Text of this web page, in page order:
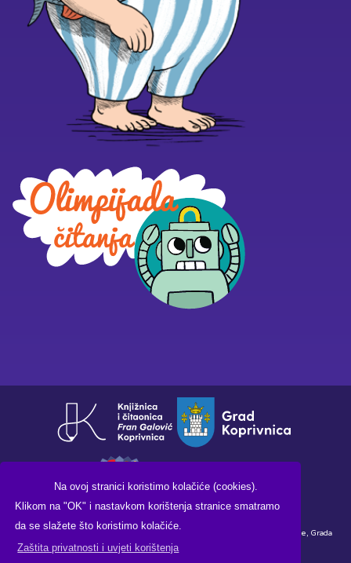
Na ovoj stranici koristimo kolačiće (cookies).
Klikom na "OK" i nastavkom korištenja stranice smatramo
da se slažete što koristimo kolačiće.
Zaštita privatnosti i uvjeti korištenja
Financirano sredstvima Ministarstva kulture i medija Republike Hrvatske, Grada
Koprivnice i Knjižnice i čitaonice "Fran Galović" Koprivnica.